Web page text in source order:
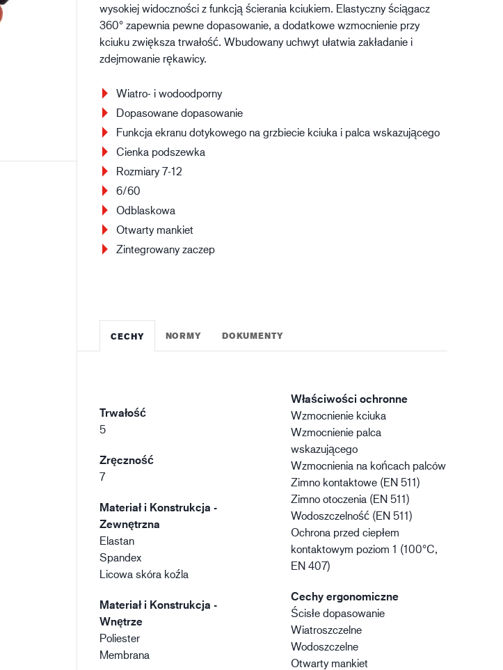
Logistyka
wysokiej widoczności z funkcją ścierania kciukiem. Elastyczny ściągacz
360° zapewnia pewne dopasowanie, a dodatkowe wzmocnienie przy
kciuku zwiększa trwałość. Wbudowany uchwyt ułatwia zakładanie i
zdejmowanie rękawicy.
Wiatro- i wodoodporny
Dopasowane dopasowanie
Funkcja ekranu dotykowego na grzbiecie kciuka i palca wskazującego
Cienka podszewka
Rozmiary 7-12
6/60
Odblaskowa
Otwarty mankiet
Zintegrowany zaczep
CECHY NORMY DOKUMENTY
Trwałość
5
Zręczność
7
Materiał i Konstrukcja -
Zewnętrzna
Elastan
Spandex
Licowa skóra koźla
Materiał i Konstrukcja -
Wnętrze
Poliester
Membrana
Właściwości ochronne
Wzmocnienie kciuka
Wzmocnienie palca
wskazującego
Wzmocnienia na końcach palców
Zimno kontaktowe (EN 511)
Zimno otoczenia (EN 511)
Wodoszczelność (EN 511)
Ochrona przed ciepłem
kontaktowym poziom 1 (100°C,
EN 407)
Cechy ergonomiczne
Ścisłe dopasowanie
Wiatroszczelne
Wodoszczelne
Otwarty mankiet